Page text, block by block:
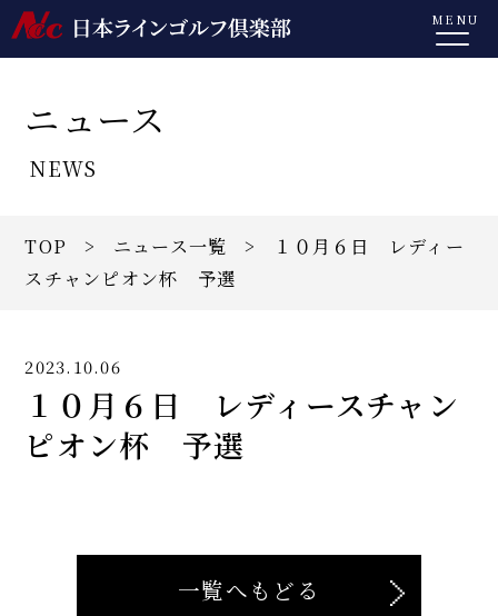
MENU
ニュース
NEWS
TOP > ニュース一覧 > １０月６日 レディー
スチャンピオン杯 予選
2023.10.06
１０月６日 レディースチャン
ピオン杯 予選
一覧へもどる